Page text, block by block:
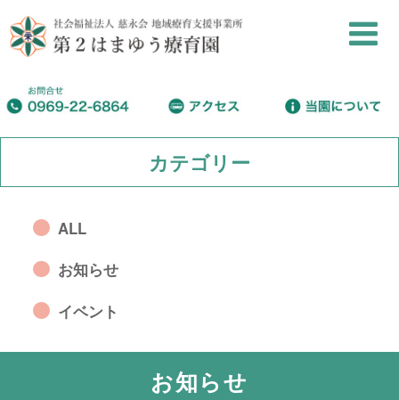
カテゴリー
ALL
お知らせ
イベント
お知らせ